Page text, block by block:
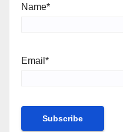
Name*
Email*